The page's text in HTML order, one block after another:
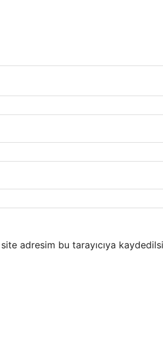
adresim bu tarayıcıya